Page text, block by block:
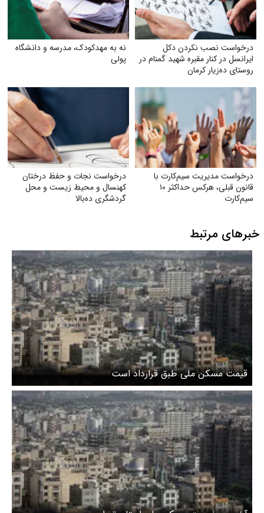
درخواست نصب نکردن دکل
ایرانسل در کنار مقبره شهید گمنام در
روستای ده‌زیار کرمان
نه به مهدکودک، مدرسه و دانشگاه
پولی
درخواست مدیریت سیم‌کارت با
قانون قبلی، هرکس حداکثر ۱۰
سیم‌کارت
درخواست نجات و حفظ درختان
کهنسال و محیط زیست و محل
گردشگری ده‌بالا
خبرهای مرتبط
قیمت مسکن ملی طبق قرارداد است